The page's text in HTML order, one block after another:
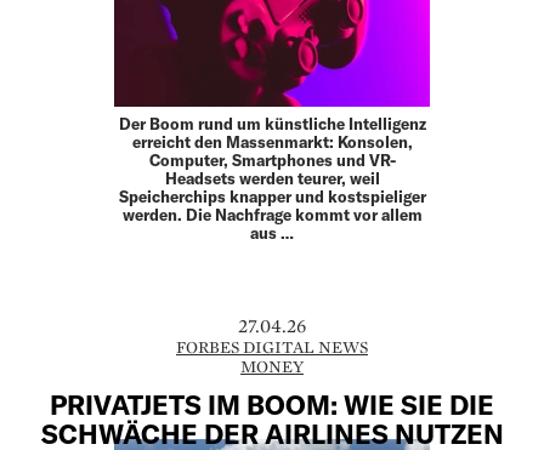
Der Boom rund um künstliche Intelligenz
erreicht den Massenmarkt: Konsolen,
Computer, Smartphones und VR-
Headsets werden teurer, weil
Speicherchips knapper und kostspieliger
werden. Die Nachfrage kommt vor allem
aus …
27.04.26
FORBES DIGITAL NEWS
MONEY
PRIVATJETS IM BOOM: WIE SIE DIE
SCHWÄCHE DER AIRLINES NUTZEN